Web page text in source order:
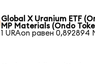
Global X Uranium ETF
MP Materials (Ondo
1 URAon равен 0,892894